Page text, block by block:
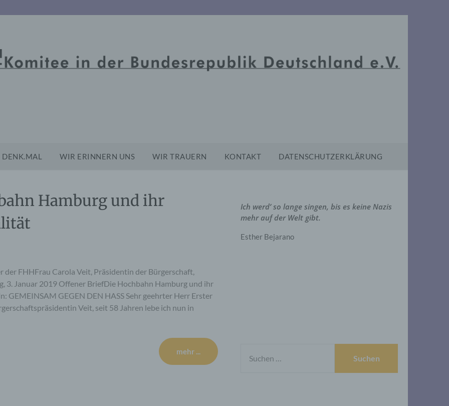
DENK.MAL WIR ERINNERN UNS WIR TRAUERN KONTAKT DATENSCHUTZERKLÄRUNG
Hamburg und ihr
der FHHFrau Carola Veit, Präsidentin der Bürgerschaft,
3. Januar 2019 Offener BriefDie Hochbahn Hamburg und ihr
GEGEN DEN HASS Sehr geehrter Herr Erster
Veit, seit 58 Jahren lebe ich nun in
mehr ...
Ich werd’ so lange singen, bis es keine Nazis
mehr auf der Welt gibt.
Esther Bejarano
NACH: